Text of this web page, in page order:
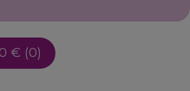
€ (0)